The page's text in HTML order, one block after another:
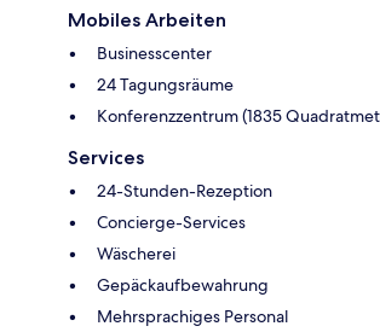
Mobiles Arbeiten
Businesscenter
24 Tagungsräume
Konferenzzentrum (1835
Services
24-Stunden-Rezeption
Concierge-Services
Wäscherei
Gepäckaufbewahrung
Mehrsprachiges Personal